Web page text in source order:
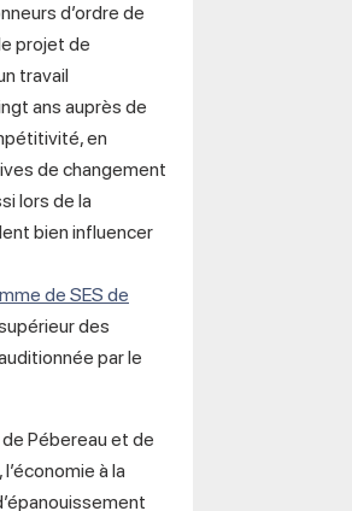
d’ordre de
projet de
travail
ans auprès de
en
de changement
lors de la
bien influencer
de SES de
des
par le
Pébereau et de
à la